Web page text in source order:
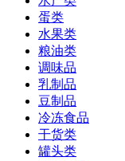
蛋类
水果类
粮油类
调味品
乳制品
豆制品
冷冻食品
干货类
罐头类